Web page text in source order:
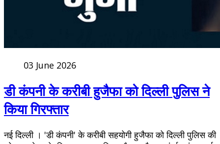
03 June 2026
डी कंपनी के करीबी हुजैफा को दिल्ली पुलिस ने
किया गिरफ्तार
नई दिल्ली । 'डी कंपनी' के करीबी सहयोगी हुजैफा को दिल्ली पुलिस की